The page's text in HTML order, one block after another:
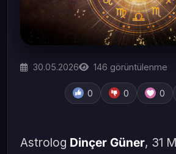
30.05.2026 146 görüntülenme
0 0 0
Astrolog Dinçer Güner, 31